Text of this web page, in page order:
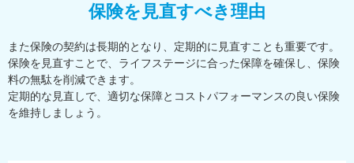
保険を見直すべき理由
また保険の契約は長期的となり、定期的に見直すことも重要です。
保険を見直すことで、ライフステージに合った保障を確保し、保険
料の無駄を削減できます。
定期的な見直しで、適切な保障とコストパフォーマンスの良い保険
を維持しましょう。